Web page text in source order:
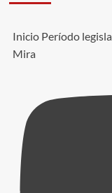
Inicio Período
Mira